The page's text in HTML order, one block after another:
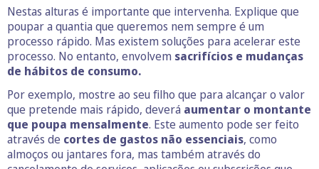
Nestas alturas é importante que intervenha. Explique que
poupar a quantia que queremos nem sempre é um
processo rápido. Mas existem soluções para acelerar este
processo. No entanto, envolvem sacrifícios e mudanças
de hábitos de consumo.
Por exemplo, mostre ao seu filho que para alcançar o valor
que pretende mais rápido, deverá aumentar o montante
que poupa mensalmente. Este aumento pode ser feito
através de cortes de gastos não essenciais, como
almoços ou jantares fora, mas também através do